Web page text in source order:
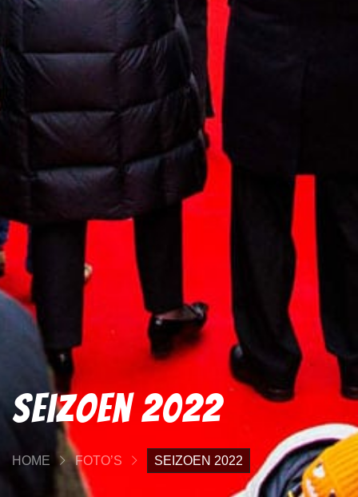
Seizoen 2022
HOME FOTO’S SEIZOEN 2022